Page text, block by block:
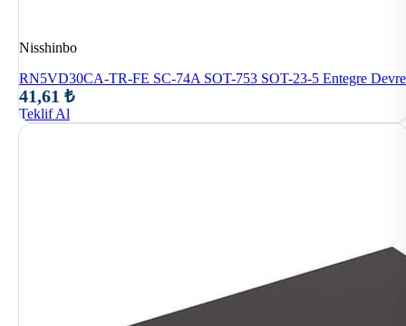
Nisshinbo
RN5VD30CA-TR-FE SC-74A SOT-753 SOT-23-5 Entegre Devre
41,61 ₺
Teklif Al